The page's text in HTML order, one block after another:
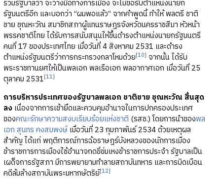
ร่วมรัฐบาลว่า จะวางมือทางการเมือง จะไม่ขอรับตำแหน่งนายก
รัฐมนตรีอีก และบอกว่า “ผมพอแล้ว” จากคำพูดนี้ ทำให้ พลตรี ชาติ
ชาย ชุณหะวัณ สมาชิกสภาผู้แทนราษฎรจังหวัดนครราชสีมา หัวหน้า
พรรคชาติไทย ได้รับการสนับสนุนให้ขึ้นดำรงตำแหน่งนายกรัฐมนตรี
คนที่ 17 ของประเทศไทย เมื่อวันที่ 4 สิงหาคม 2531 และดำรง
ตำแหน่งรัฐมนตรีว่าการกระทรวงกลาโหมด้วย[10] จากนั้น ได้รับ
พระราชทานยศให้เป็นพลเอก พลเรือเอก พลอากาศเอก เมื่อวันที่ 25
ตุลาคม 2531[11]
การบริหารประเทศของรัฐบาลพลเอก ชาติชาย ชุณหะวัณ สิ้นสุด
ลงเนื่องจากการเข้ายึดและควบคุมอำนาจในการปกครองประเทศ
ของคณะรักษาความสงบเรียบร้อยแห่งชาติ (รสช.) โดยการนำของพล
เอก สุนทร คงสมพงษ์เมื่อวันที่ 23 กุมภาพันธ์ 2534 ด้วยเหตุผล
สำคัญ ได้แก่ พฤติการณ์การฉ้อราษฎร์บังหลวงของนักการเมือง
ข้าราชการการเมืองใช้อำนาจกดขี่ข่มเหงข้าราชการประจำ รัฐบาลเป็น
เผด็จการรัฐสภา มีการพยายามทำลายสถาบันทหาร และการบิดเบือน
คดีล้มล้างสถาบันพระมหากษัตริย์[12]